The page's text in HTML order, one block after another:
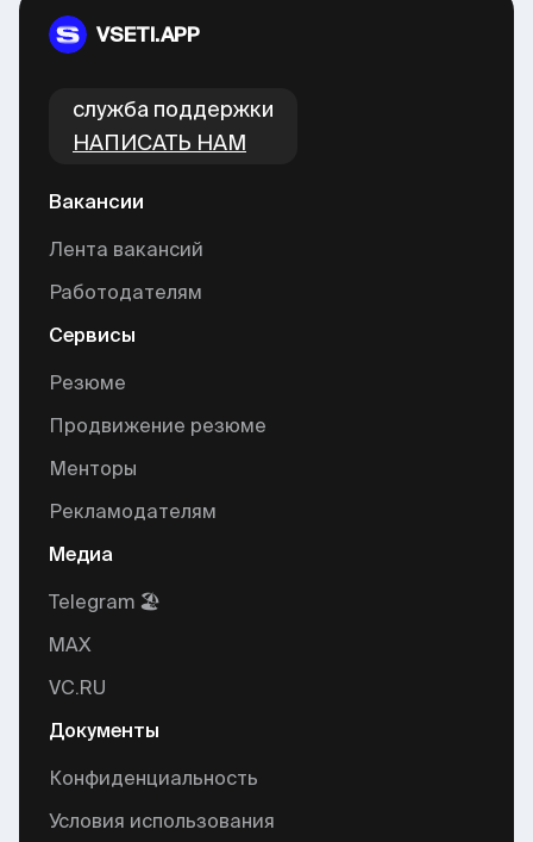
VSETI.APP
cлужба поддержки
НАПИСАТЬ НАМ
Вакансии
Лента вакансий
Работодателям
Сервисы
Резюме
Продвижение резюме
Менторы
Рекламодателям
Медиа
Telegram 🏖
MAX
VC.RU
Документы
Конфиденциальность
Условия использования